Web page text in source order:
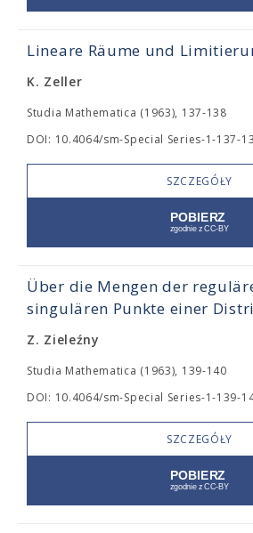
Lineare Räume und
K. Zeller
Studia Mathematica (1963), 137-138
DOI: 10.4064/sm-Special Series-1-137-
SZCZEGÓŁY
Über die Mengen der
singulären Punkte einer
Z. Zieleźny
Studia Mathematica (1963), 139-140
DOI: 10.4064/sm-Special Series-1-139-
SZCZEGÓŁY